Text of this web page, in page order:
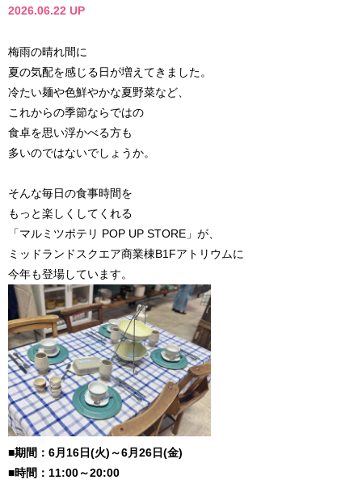
2026.06.22 UP
梅雨の晴れ間に
夏の気配を感じる日が増えてきました。
冷たい麺や色鮮やかな夏野菜など、
これからの季節ならではの
食卓を思い浮かべる方も
多いのではないでしょうか。
そんな毎日の食事時間を
もっと楽しくしてくれる
「マルミツポテリ POP UP STORE」が、
ミッドランドスクエア商業棟B1Fアトリウムに
今年も登場しています。
■期間：6月16日(火)～6月26日(金)
■時間：11:00～20:00